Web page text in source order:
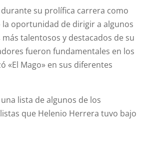
su prolífica carrera como
oportunidad de dirigir a algunos
talentosos y destacados de su
fueron fundamentales en los
«El Mago» en sus diferentes
lista de algunos de los
que Helenio Herrera tuvo bajo